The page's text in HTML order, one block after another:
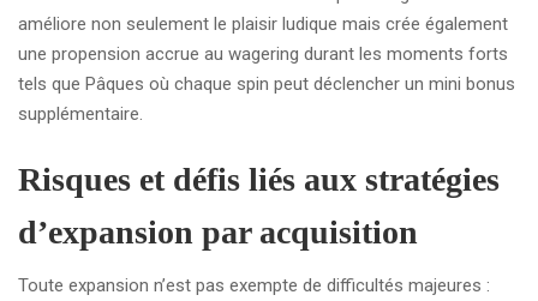
améliore non seulement le plaisir ludique mais crée également
une propension accrue au wagering durant les moments forts
tels que Pâques où chaque spin peut déclencher un mini bonus
supplémentaire.
Risques et défis liés aux stratégies
d’expansion par acquisition
Toute expansion n’est pas exempte de difficultés majeures :